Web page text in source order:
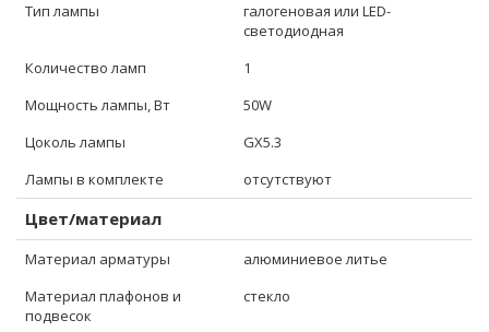
Тип лампы
галогеновая или LED-
светодиодная
Количество ламп
1
Мощность лампы, Вт
50W
Цоколь лампы
GX5.3
Лампы в комплекте
отсутствуют
Цвет/материал
Материал арматуры
алюминиевое литье
Материал плафонов и
подвесок
стекло